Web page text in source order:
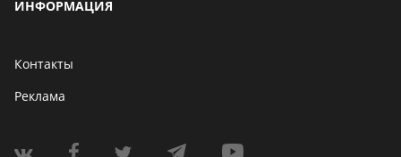
ИНФОРМАЦИЯ
Контакты
Реклама